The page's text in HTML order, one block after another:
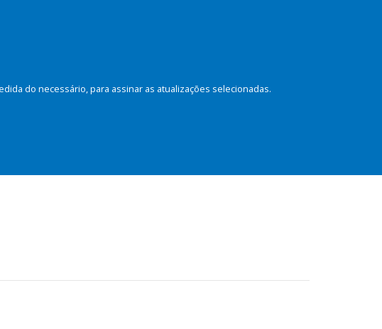
do necessário, para assinar as atualizações selecionadas.